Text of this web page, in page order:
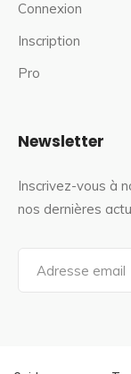
Connexion
Inscription
Pro
Newsletter
Inscrivez-vous à
nos dernières
a
f